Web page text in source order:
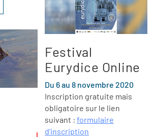
Festival
Eurydice Online
Du 6 au 8 novembre 2020
Inscription gratuite mais
obligatoire sur le lien
suivant : formulaire
d'inscription